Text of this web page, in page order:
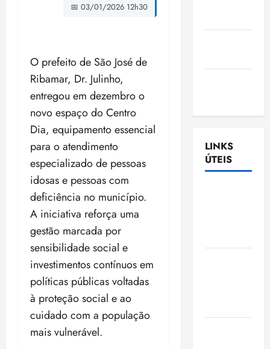
📅 03/01/2026 12h30
O prefeito de São José de
Ribamar, Dr. Julinho,
entregou em dezembro o
novo espaço do Centro
Dia, equipamento essencial
para o atendimento
especializado de pessoas
idosas e pessoas com
deficiência no município.
A iniciativa reforça uma
gestão marcada por
sensibilidade social e
investimentos contínuos em
políticas públicas voltadas
à proteção social e ao
cuidado com a população
mais vulnerável.
LINKS
ÚTEIS